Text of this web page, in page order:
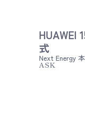
HUAWEI
式
Next Energy
ASK